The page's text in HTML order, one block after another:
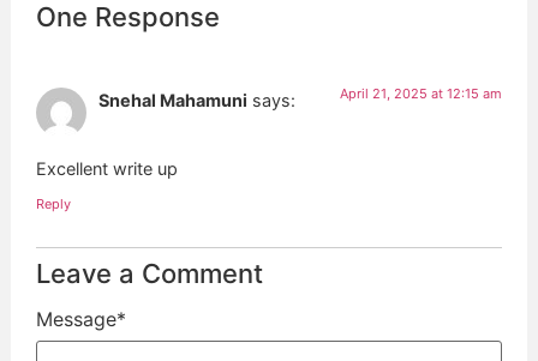
One Response
Snehal Mahamuni says: April 21, 2025 at 12:15 am
Excellent write up
Reply
Leave a Comment
Message*